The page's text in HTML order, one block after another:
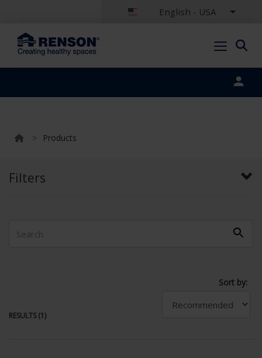
English - USA
> Products
Filters
RESULTS (1)
Sort by: